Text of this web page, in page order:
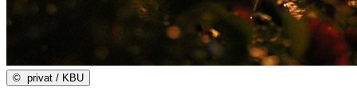
© privat / KBU